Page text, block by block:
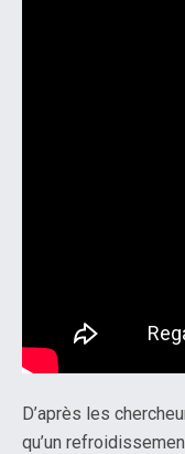
D’après les
qu’un